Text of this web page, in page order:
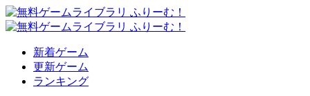
新着ゲーム
更新ゲーム
ランキング